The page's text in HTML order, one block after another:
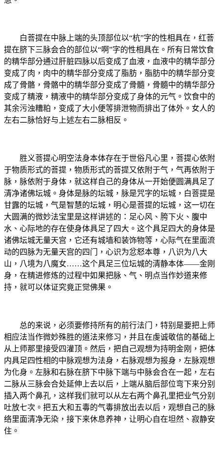
白菩提在中脉上端的头顶部位以“杭”字的性相具在，红菩
提在脐下三脉会合的部位以“啊”字的性相具在。所有日常饮食
的精华部分通过肝脏四脉以后变成了血液，血液中的精华部分
变成了肉，肉中的精华部分变成了脂肪，脂肪中的精华部分变
成了骨骼，骨骼中的精华部分变成了骨髓，骨髓中的精华部分
变成了精液，精液中的精华部分变成了身体的元气。饮食中的
其余污浊糟粕，变成了大小便等排泄物而排出了体外。女人的
左右二脉恰好与上述左右二脉相反。
胜义菩提心明空法身本体存在于世俗凡心里，菩提心依附
于物质形式的菩提，物质形式的菩提又依附于气，气再依附于
脉，脉依附于身体，就这样自己的身体从一开始便圆满具足了
清净诸佛坛城。身体是脉的坛城，脉是咒字的坛城，白菩提是
甘露的坛城，气是智慧的坛城，明心是菩提的坛城，这一切在
大圆满的微妙法宝里是这样讲述的：足心风、胯下火、腹中
水、心际地的存在使身体具足了四大。这个具足四大的身体是
诸佛坛城无量天宫，它还有城墙和装饰物等，心际气在里面流
动的四脉为无量天宫的四门，心识为忿怒本尊，八识为八大
山，八境为八魔女……这个具足三位坛城的清静本体――金刚
身，在精进修炼的过程中如果把脉、气、明点当作妙道来修
持，就可以体证究竟正觉佛果。
总的来说，必须要修持所有的前行法门，特别是要把上师
相应法当作微妙殊胜的道法来修习，并且在虔诚敬信的基础上
从上师那里接受四灌顶。然后，把自己观想为持明金刚，把体
内具足四性相的中脉观想为法身，右脉观想为报身，左脉观想
为化身。左脉和右脉在脐下中脉下端与中脉会合在一起，左右
二脉从三脉会合处延伸上去以后，上端从脑后部位弯下来分别
插入两个鼻孔，这样我们就可以从左右两个鼻孔里把业气分别
吐放七次。把五大和五毒的气毒排放出去以后，观想自己的脉
络里面清净无染，接下来休息养神，让明心自在坦然、寂静安
住。